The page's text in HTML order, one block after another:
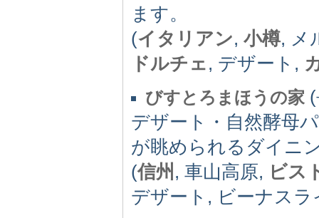
ます。
(イタリアン, 小樽, メ
ドルチェ, デザート,
びすとろまほうの家
デザート・自然酵母
が眺められるダイニ
(信州 , 車山高原, ビス
デザート, ビーナスラ